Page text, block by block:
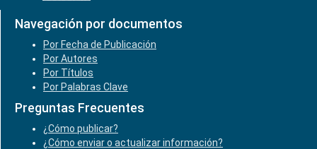
Navegación por documentos
Por Fecha de Publicación
Por Autores
Por Títulos
Por Palabras Clave
Preguntas Frecuentes
¿Cómo publicar?
¿Cómo enviar o actualizar información?